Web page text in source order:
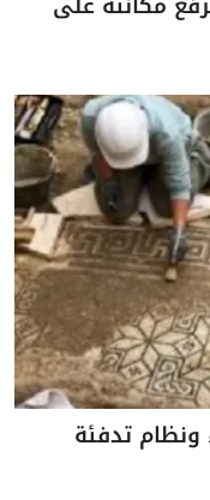
تدفئة